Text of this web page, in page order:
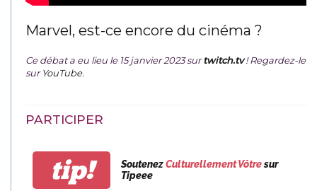
Marvel, est-ce encore du cinéma ?
Ce débat a eu lieu le 15 janvier 2023 surtwitch.tv ! Regardez-le
surYouTube.
PARTICIPER
tip! SoutenezCulturellement Vôtresur
Tipeee